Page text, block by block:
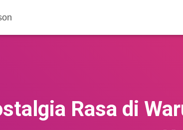
Rasa di